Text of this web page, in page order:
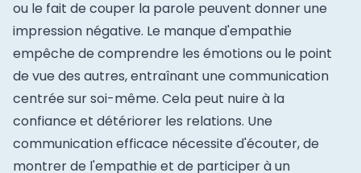
ou le fait de couper la parole peuvent donner une
impression négative. Le manque d'empathie
empêche de comprendre les émotions ou le point
de vue des autres, entraînant une communication
centrée sur soi-même. Cela peut nuire à la
confiance et détériorer les relations. Une
communication efficace nécessite d'écouter, de
montrer de l'empathie et de participer à un